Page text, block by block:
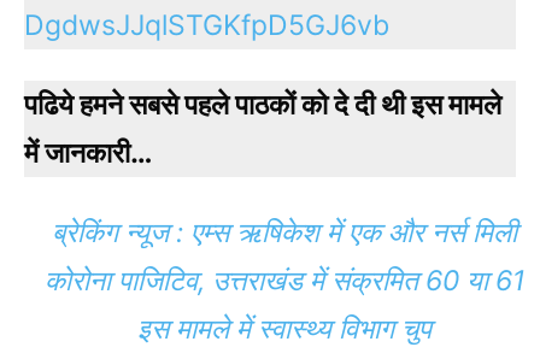
DgdwsJJqlSTGKfpD5GJ6vb
पढिये हमने सबसे पहले पाठकों को दे दी थी इस मामले
में जानकारी…
ब्रेकिंग न्यूज : एम्स ऋषिकेश में एक और नर्स मिली
कोरोना पाजिटिव, उत्तराखंड में संक्रमित 60 या 61
इस मामले में स्वास्थ्य विभाग चुप